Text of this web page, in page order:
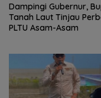
Dampingi Gubernur,
Tanah Laut Tinjau
PLTU Asam-Asam